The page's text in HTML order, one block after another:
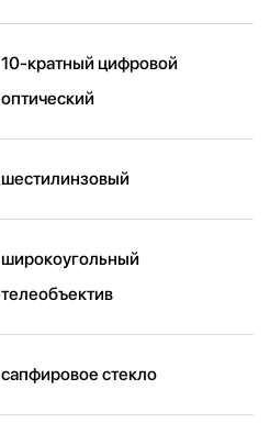
10-кратный цифровой
оптический
шестилинзовый
широкоугольный
телеобъектив
сапфировое стекло